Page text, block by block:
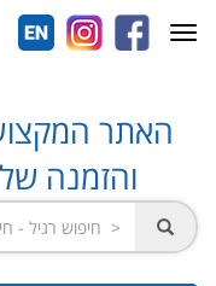
האתר
והזמנה של
Toggle
navigation